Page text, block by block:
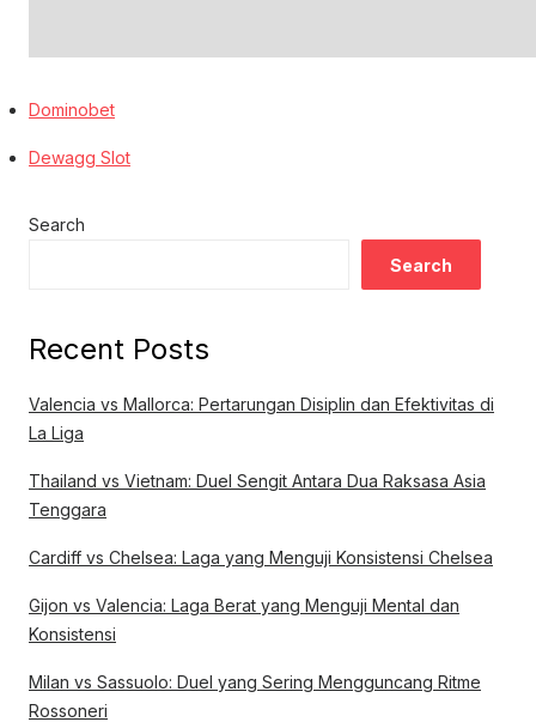
Dominobet
Dewagg Slot
Search
Search
Recent Posts
Valencia vs Mallorca: Pertarungan Disiplin dan Efektivitas di
La Liga
Thailand vs Vietnam: Duel Sengit Antara Dua Raksasa Asia
Tenggara
Cardiff vs Chelsea: Laga yang Menguji Konsistensi Chelsea
Gijon vs Valencia: Laga Berat yang Menguji Mental dan
Konsistensi
Milan vs Sassuolo: Duel yang Sering Mengguncang Ritme
Rossoneri